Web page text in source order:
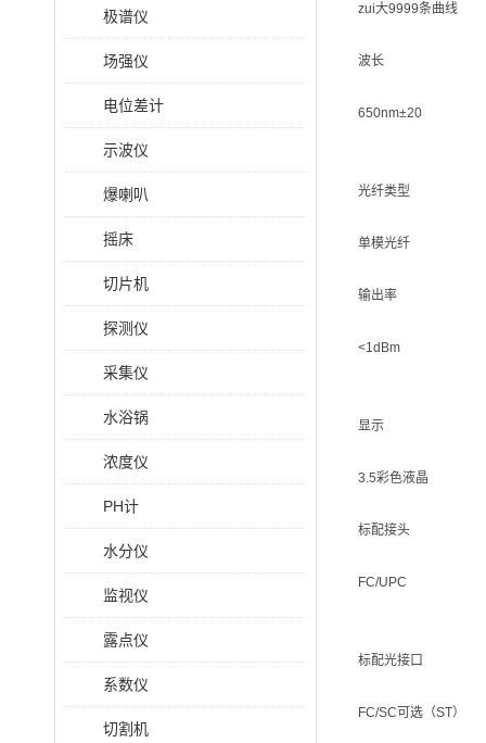
极谱仪
场强仪
电位差计
示波仪
爆喇叭
摇床
切片机
探测仪
采集仪
水浴锅
浓度仪
PH计
水分仪
监视仪
露点仪
系数仪
切割机
zui大9999条曲线
波长
650nm±20
光纤类型
单模光纤
输出率
<1dBm
显示
3.5彩色液晶
标配接头
FC/UPC
标配光接口
FC/SC可选（ST）